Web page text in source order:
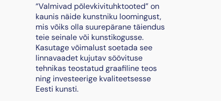
“Valmivad põlevkivituhktooted” on
kaunis näide kunstniku loomingust,
mis võiks olla suurepärane täiendus
teie seinale või kunstikogusse.
Kasutage võimalust soetada see
linnavaadet kujutav söövituse
tehnikas teostatud graafiline teos
ning investeerige kvaliteetsesse
Eesti kunsti.